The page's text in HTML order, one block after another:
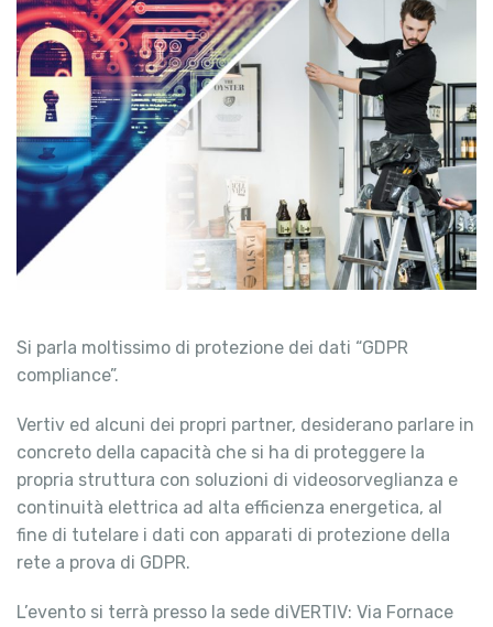
Si parla moltissimo di protezione dei dati “GDPR
compliance”.
Vertiv ed alcuni dei propri partner, desiderano parlare in
concreto della capacità che si ha di proteggere la
propria struttura con soluzioni di videosorveglianza e
continuità elettrica ad alta efficienza energetica, al
fine di tutelare i dati con apparati di protezione della
rete a prova di GDPR.
L’evento si terrà presso la sede diVERTIV: Via Fornace